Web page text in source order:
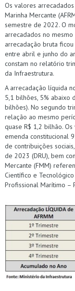
Os valores
Marinha Mercante
semestre de 2022. O
arrecadados no
arrecadação bruta
entre abril e junho do
constam no relatório
da Infraestrutura.
A arrecadação líquida
5,1 bilhões, 5% abaixo
bilhões). No segundo
relação ao mesmo
quase R$ 1,2 bilhão.
emenda constitucional
de contribuições
de 2023 (DRU), bem
Mercante (FMM)
Científico e
Profissional Marítimo –